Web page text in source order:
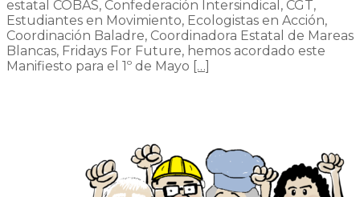
estatal COBAS, Confederación Intersindical, CGT,
Estudiantes en Movimiento, Ecologistas en Acción,
Coordinación Baladre, Coordinadora Estatal de Mareas
Blancas, Fridays For Future, hemos acordado este
Manifiesto para el 1º de Mayo […]